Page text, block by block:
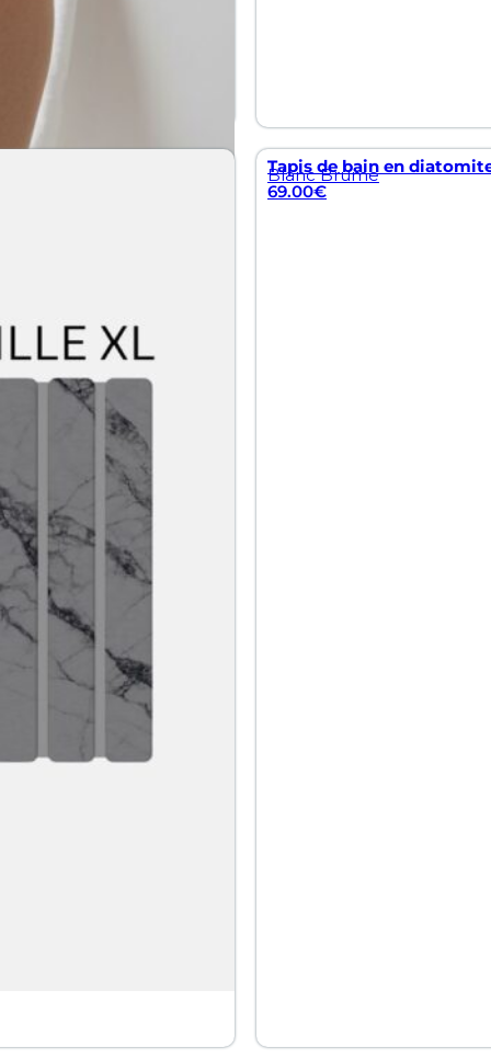
Tapis de bain en
Blanc Brume
69.00€